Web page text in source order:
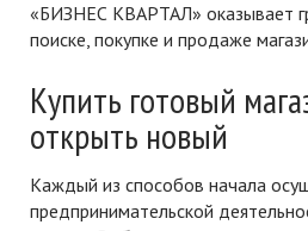
«БИЗНЕС КВАРТАЛ» оказывает
поиске, покупке и продаже
Купить готовый
открыть новый
Каждый из способов начала
предпринимательской